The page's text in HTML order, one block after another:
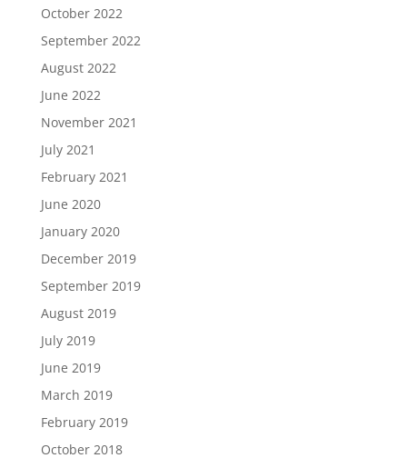
October 2022
September 2022
August 2022
June 2022
November 2021
July 2021
February 2021
June 2020
January 2020
December 2019
September 2019
August 2019
July 2019
June 2019
March 2019
February 2019
October 2018